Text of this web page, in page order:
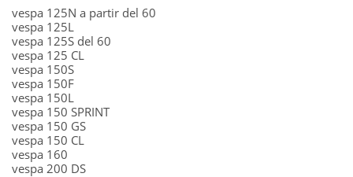
vespa 125N a partir del 60
vespa 125L
vespa 125S del 60
vespa 125 CL
vespa 150S
vespa 150F
vespa 150L
vespa 150 SPRINT
vespa 150 GS
vespa 150 CL
vespa 160
vespa 200 DS